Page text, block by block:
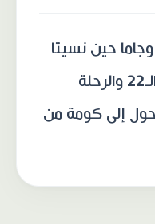
حين نسيتا
صديقهما ميكو في القرن الـ22 والرحلة
إلى كومة من